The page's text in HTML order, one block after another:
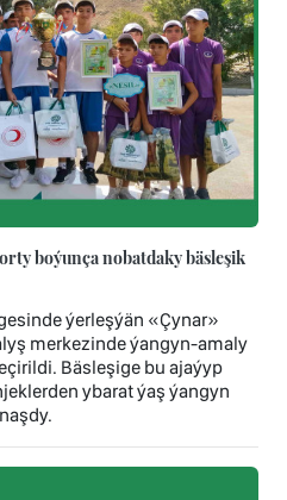
boýunça nobatdaky bäsleşik
ýerleşýän «Çynar»
merkezinde ýangyn-amaly
Bäsleşige bu ajaýyp
ybarat ýaş ýangyn